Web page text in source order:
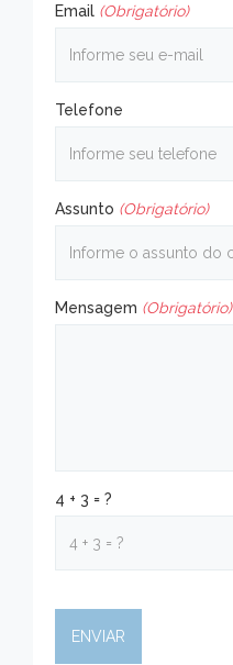
Email (Obrigatório)
Telefone
Assunto (Obrigatório)
Mensagem (Obrigatório)
4 + 3 = ?